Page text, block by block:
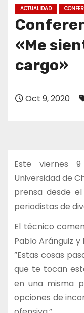
ACTUALIDAD
«Me
cargo»
Oct 9, 2020
Este viernes
Universidad de
prensa desde
periodistas de
El técnico
Pablo Aránguiz
”Estas cosas
que te tocan
en una misma
opciones de